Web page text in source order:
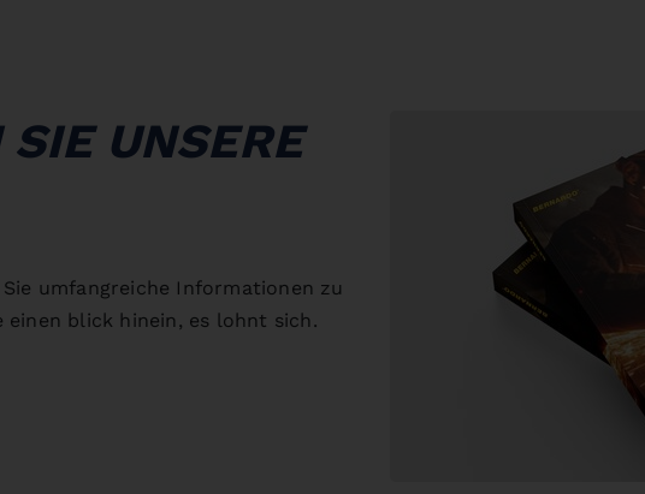
UNSERE
umfangreiche Informationen zu
einen blick hinein, es lohnt sich.